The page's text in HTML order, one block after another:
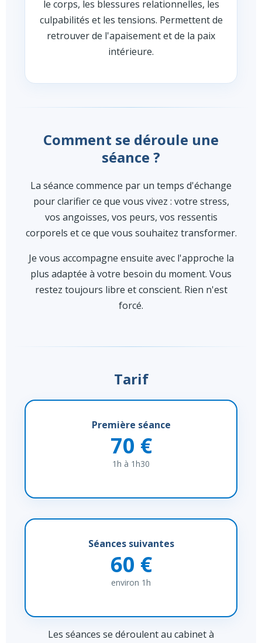
le corps, les blessures relationnelles, les
culpabilités et les tensions. Permettent de
retrouver de l'apaisement et de la paix
intérieure.
Comment se déroule une
séance ?
La séance commence par un temps d'échange
pour clarifier ce que vous vivez : votre stress,
vos angoisses, vos peurs, vos ressentis
corporels et ce que vous souhaitez transformer.
Je vous accompagne ensuite avec l'approche la
plus adaptée à votre besoin du moment. Vous
restez toujours libre et conscient. Rien n'est
forcé.
Tarif
Première séance
70 €
1h à 1h30
Séances suivantes
60 €
environ 1h
Les séances se déroulent au cabinet à